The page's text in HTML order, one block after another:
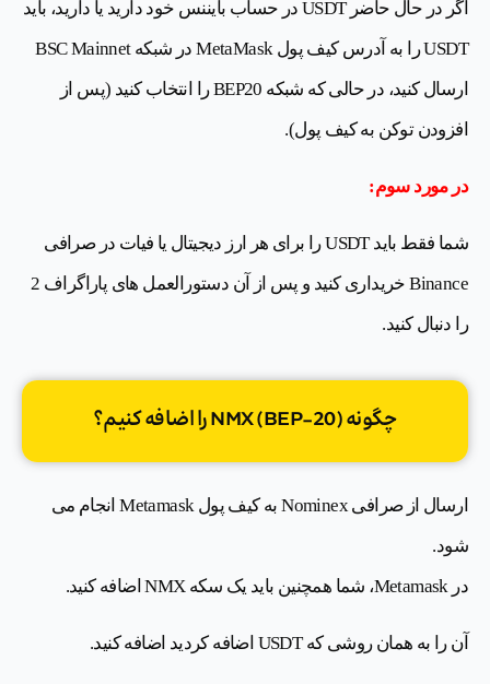
اگر در حال حاضر USDT در حساب بایننس خود دارید یا دارید، باید
USDT را به آدرس کیف پول MetaMask در شبکه BSC Mainnet
ارسال کنید، در حالی که شبکه BEP20 را انتخاب کنید (پس از
افزودن توکن به کیف پول).
در مورد سوم:
شما فقط باید USDT را برای هر ارز دیجیتال یا فیات در صرافی
Binance خریداری کنید و پس از آن دستورالعمل های پاراگراف 2
را دنبال کنید.
چگونه NMX (BEP-20) را اضافه کنیم؟
ارسال از صرافی Nominex به کیف پول Metamask انجام می
شود.
در Metamask، شما همچنین باید یک سکه NMX اضافه کنید.
آن را به همان روشی که USDT اضافه کردید اضافه کنید.